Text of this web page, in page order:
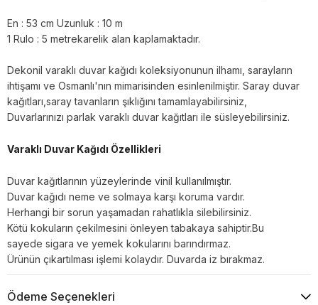
En : 53 cm Uzunluk : 10 m
1 Rulo : 5 metrekarelik alan kaplamaktadır.
Dekonil varaklı duvar kağıdı koleksiyonunun ilhamı, sarayların
ihtişamı ve Osmanlı'nın mimarisinden esinlenilmiştir. Saray duvar
kağıtları,saray tavanların şıklığını tamamlayabilirsiniz,
Duvarlarınızı parlak varaklı duvar kağıtları ile süsleyebilirsiniz.
Varaklı Duvar Kağıdı Özellikleri
Duvar kağıtlarının yüzeylerinde vinil kullanılmıştır.
Duvar kağıdı neme ve solmaya karşı koruma vardır.
Herhangi bir sorun yaşamadan rahatlıkla silebilirsiniz.
Kötü kokuların çekilmesini önleyen tabakaya sahiptir.Bu
sayede sigara ve yemek kokularını barındırmaz.
Ürünün çıkartılması işlemi kolaydır. Duvarda iz bırakmaz.
Ödeme Seçenekleri